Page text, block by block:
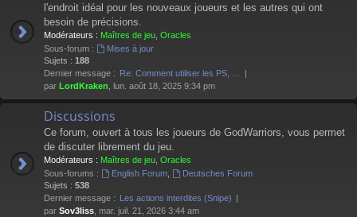
l'endroit idéal pour les nouveaux joueurs et les autres qui ont
besoin de précisions.
Modérateurs : Maîtres de jeu Oracles
Sous-forum :
Mises à jour
Sujets : 188
Dernier message : Re: Comment utiliser les PS, …
par LordKraken , lun. août 18, 2025 9:34 pm
Discussions
Ce forum, ouvert à tous les joueurs de GodWarriors, vous permet
de discuter librement du jeu.
Modérateurs : Maîtres de jeu Oracles
Sous-forums :
English Forum,
Deutsches Forum
Sujets : 538
Dernier message : Les actions interdites (Snipe)
par Sov3liss , mar. juil. 21, 2026 3:44 am